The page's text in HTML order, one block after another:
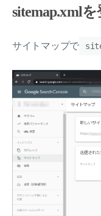
sitemap.xml
サイトマップで